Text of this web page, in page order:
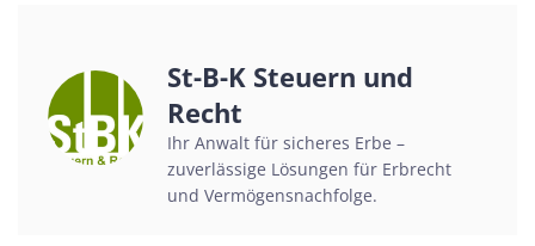
St-B-K Steuern und
Recht
Ihr Anwalt für sicheres Erbe –
zuverlässige Lösungen für Erbrecht
und Vermögensnachfolge.